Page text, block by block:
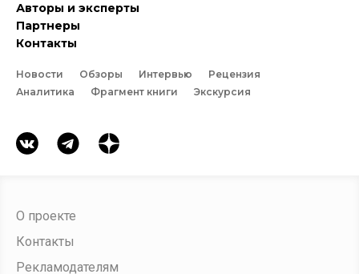
Авторы и эксперты
Партнеры
Контакты
Новости Обзоры Интервью
Рецензия
Аналитика
Фрагмент книги Экскурсия
О проекте
Контакты
Рекламодателям